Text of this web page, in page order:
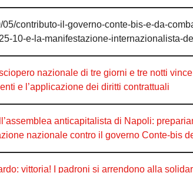
05/contributo-il-governo-conte-bis-e-da-
10-e-la-manifestazione-internazionalista-
nazionale di tre giorni e tre notti
e l’applicazione dei diritti contrattuali
anticapitalista di Napoli:
nazionale contro il governo Conte-bis
vittoria! I padroni si arrendono alla